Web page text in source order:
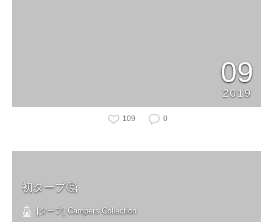
09
2019
109 0
初タープ🤔
[タープ] Campers Collection